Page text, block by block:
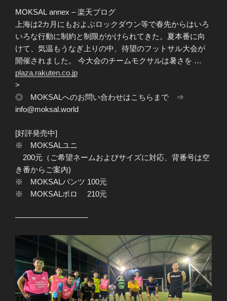
MOKSAL annex – 楽天ブログ
上海は2カ月にもおよぶロックダウン等で春先からはいろ
いろな行動に制約と制限がかけられてきた。夏本番に向
けて、気温もうなぎ上りの中、待望のフットサル大会が
開催されました。 今大会のチームモクサルは暑さを …
plaza.rakuten.co.jp
>
◎ MOKSALへのお問い合わせはこちらまで ⇒
info@moksal.world
[好評発売中]
※ MOKSALユニ
200元（ご希望ネームおよびサイズに対応、背番号は空
き番からご案内)
※ MOKSALパンツ 100元
※ MOKSALポロ 210元
—————————–